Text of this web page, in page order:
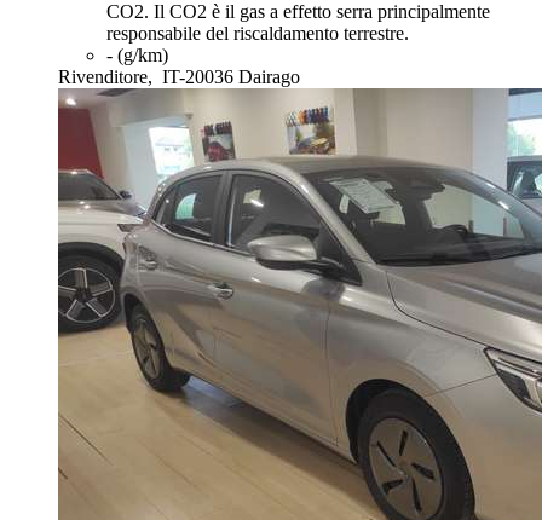
CO2. Il CO2 è il gas a effetto serra principalmente
responsabile del riscaldamento terrestre.
- (g/km)
Rivenditore, IT-20036 Dairago